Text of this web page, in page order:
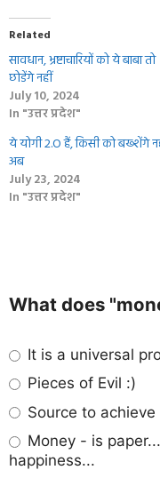
Related
सावधान, भ्रष्टाचारियों को ये बाबा तो
छोडेंगे नहीं
July 10, 2024
In "उत्तर प्रदेश"
ये योगी 2.O हैं, किसी को बख्‍शेंगे
अब
July 23, 2024
In "उत्तर प्रदेश"
What does
It is a universal
Pieces of Evil :)
Source to
Money - is
happiness...